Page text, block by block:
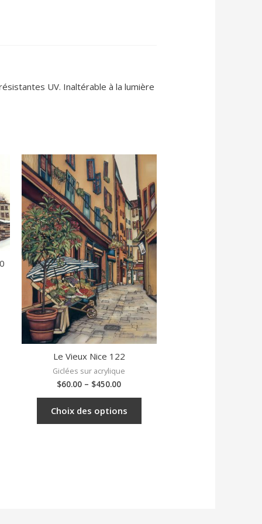
UV. Inaltérable à la lumière
Le Vieux Nice 122
Giclées sur acrylique
$60.00 – $450.00
Choix des options